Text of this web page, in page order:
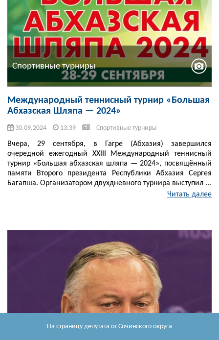
На страницу депутата от Сочинского округа
Спортивные турниры
Международный теннисный турнир «Большая
Абхазская Шляпа — 2024»
30.09.2024 13:39 Спортивные турниры
Вчера, 29 сентября, в Гагре (Абхазия) завершился
очередной ежегодный XXIII Международный теннисный
турнир «Большая абхазская шляпа — 2024», посвящённый
памяти Второго президента Республики Абхазия Сергея
Багапша. Организатором двухдневного турнира выступил ...
Читать далее